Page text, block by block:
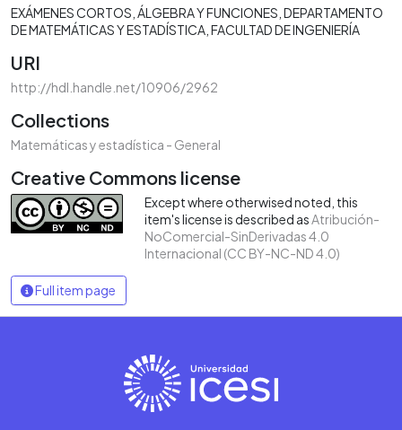
EXÁMENES CORTOS ÁLGEBRA Y FUNCIONES DEPARTAMENTO
DE MATEMÁTICAS Y ESTADÍSTICA FACULTAD DE INGENIERÍA
URI
http://hdl.handle.net/10906/2962
Collections
Matemáticas y estadística - General
Creative Commons license
Except where otherwised noted, this
item's license is described asAtribución-
NoComercial-SinDerivadas 4.0
Internacional (CC BY-NC-ND 4.0)
Full item page